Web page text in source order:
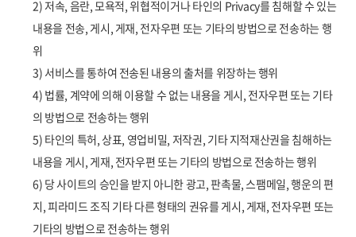
2) 저속, 음란, 모욕적, 위협적이거나 타인의 Privacy를 침해할 수 있는
내용을 전송, 게시, 게재, 전자우편 또는 기타의 방법으로 전송하는 행
위
3) 서비스를 통하여 전송된 내용의 출처를 위장하는 행위
4) 법률, 계약에 의해 이용할 수 없는 내용을 게시, 전자우편 또는 기타
의 방법으로 전송하는 행위
5) 타인의 특허, 상표, 영업비밀, 저작권, 기타 지적재산권을 침해하는
내용을 게시, 게재, 전자우편 또는 기타의 방법으로 전송하는 행위
6) 당 사이트의 승인을 받지 아니한 광고, 판촉물, 스팸메일, 행운의 편
지, 피라미드 조직 기타 다른 형태의 권유를 게시, 게재, 전자우편 또는
기타의 방법으로 전송하는 행위